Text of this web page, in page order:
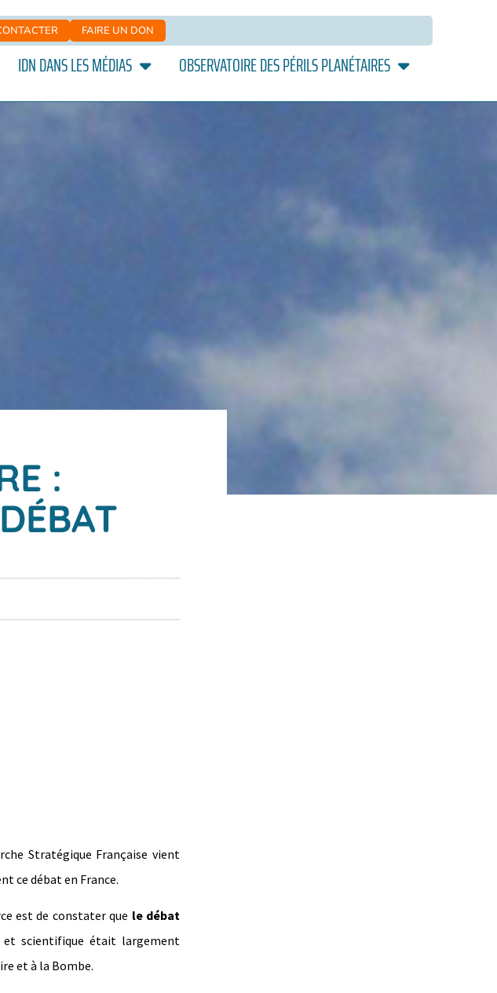
FAIRE UN DON
IDN DANS LES MÉDIAS OBSERVATOIRE DES PÉRILS PLANÉTAIRES
:
Stratégique Française vient
ce débat en France.
est de constater que le débat
et scientifique était largement
et à la Bombe.